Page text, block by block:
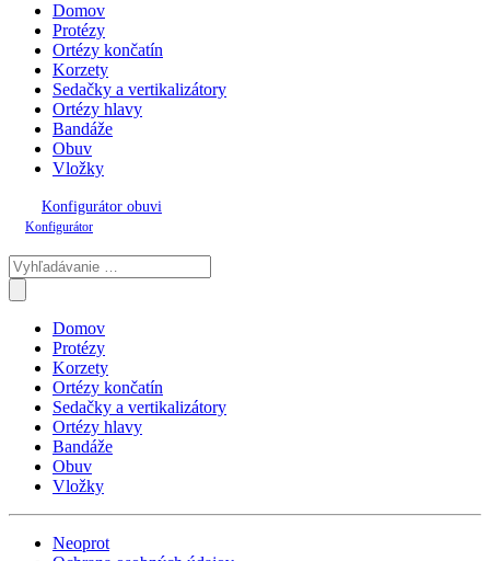
Domov
Protézy
Ortézy končatín
Korzety
Sedačky a vertikalizátory
Ortézy hlavy
Bandáže
Obuv
Vložky
Konfigurátor obuvi
Konfigurátor
Domov
Protézy
Korzety
Ortézy končatín
Sedačky a vertikalizátory
Ortézy hlavy
Bandáže
Obuv
Vložky
Neoprot